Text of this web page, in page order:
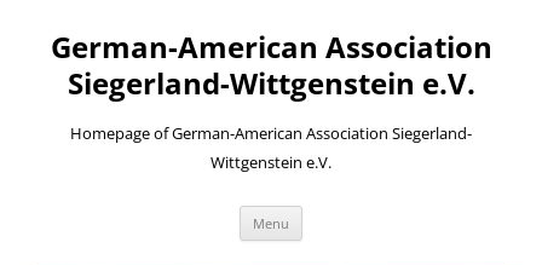
content
German-American Association
Siegerland-Wittgenstein e.V.
Homepage of German-American Association Siegerland-
Wittgenstein e.V.
Menu